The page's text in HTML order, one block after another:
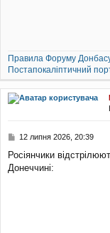
Правила Форуму
Постапокаліптичний
П
в
і
12 липня 2026, 20:39
Росіянчики
Донеччині: